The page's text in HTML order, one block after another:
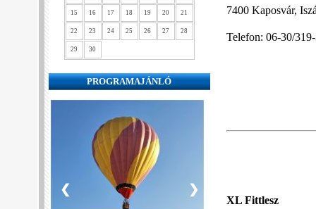
15 16 17 18 19 20 21
22 23 24 25 26 27 28
29 30
PROGRAMAJÁNLÓ
❮ ❯
7400 Kaposvár,
Telefon: 06-30/
XL Fittlesz